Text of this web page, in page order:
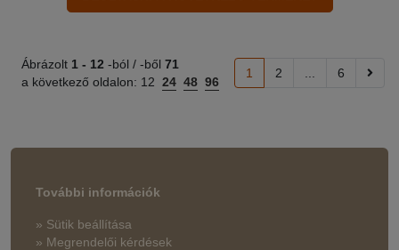
Ábrázolt 1 - 12 -ból / -ből 71
a következő oldalon: 12 24 48 96
1 2 6
További információk
» Sütik beállítása
» Megrendelői kérdések